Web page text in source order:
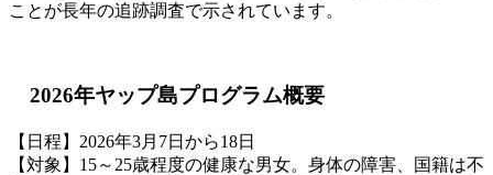
ことが長年の追跡調査で示されています。
2026年ヤップ島プログラム概要
【日程】2026年3月7日から18日
【対象】15～25歳程度の健康な男女。身体の障害、国籍は不